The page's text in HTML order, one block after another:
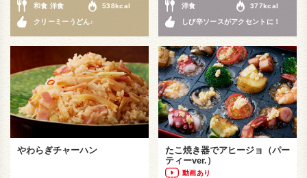
和食 洋食 538kcal
クリーミーうどん♪
洋食 377kcal
しび辛ソースがアクセントに！
やわらぎチャーハン
たこ焼き器でアヒージョ（パー
ティーver.）
動画あり